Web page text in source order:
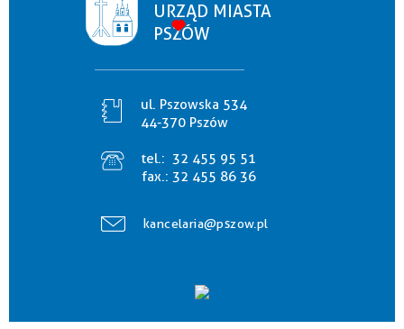
URZĄD MIASTA
PSZÓW
ul. Pszowska 534
44-370 Pszów
tel.: 32 455 95 51
fax.: 32 455 86 36
kancelaria@pszow.pl